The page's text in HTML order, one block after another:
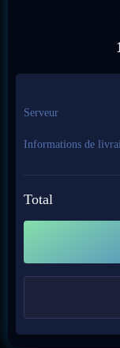
Serveur
Informations de
Total